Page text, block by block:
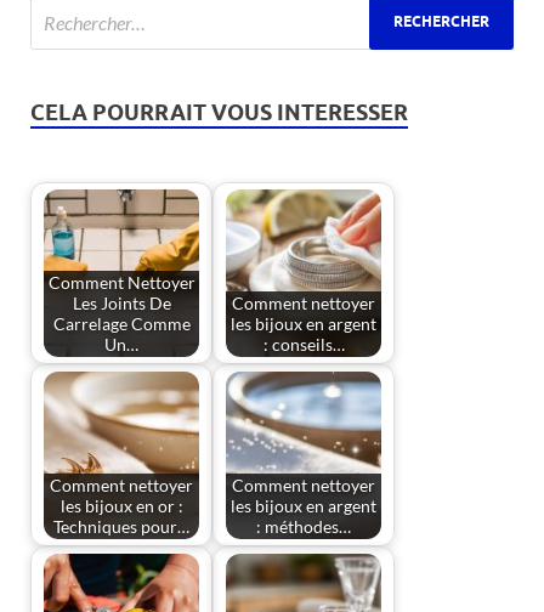
CELA POURRAIT VOUS INTERESSER
Comment Nettoyer
Les Joints De
Carrelage Comme
Un…
Comment nettoyer
les bijoux en argent
: conseils…
Comment nettoyer
les bijoux en or :
Techniques pour…
Comment nettoyer
les bijoux en argent
: méthodes…